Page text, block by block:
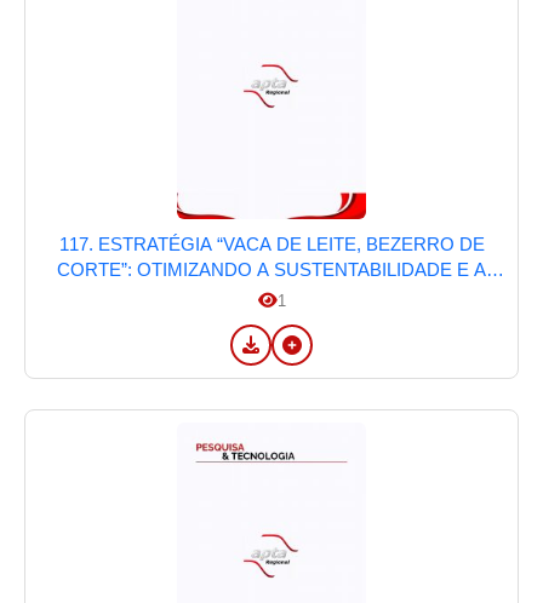
117. ESTRATÉGIA “VACA DE LEITE, BEZERRO DE
CORTE”: OTIMIZANDO A SUSTENTABILIDADE E A
RENTABILIDADE NA PECUÁRIA
1